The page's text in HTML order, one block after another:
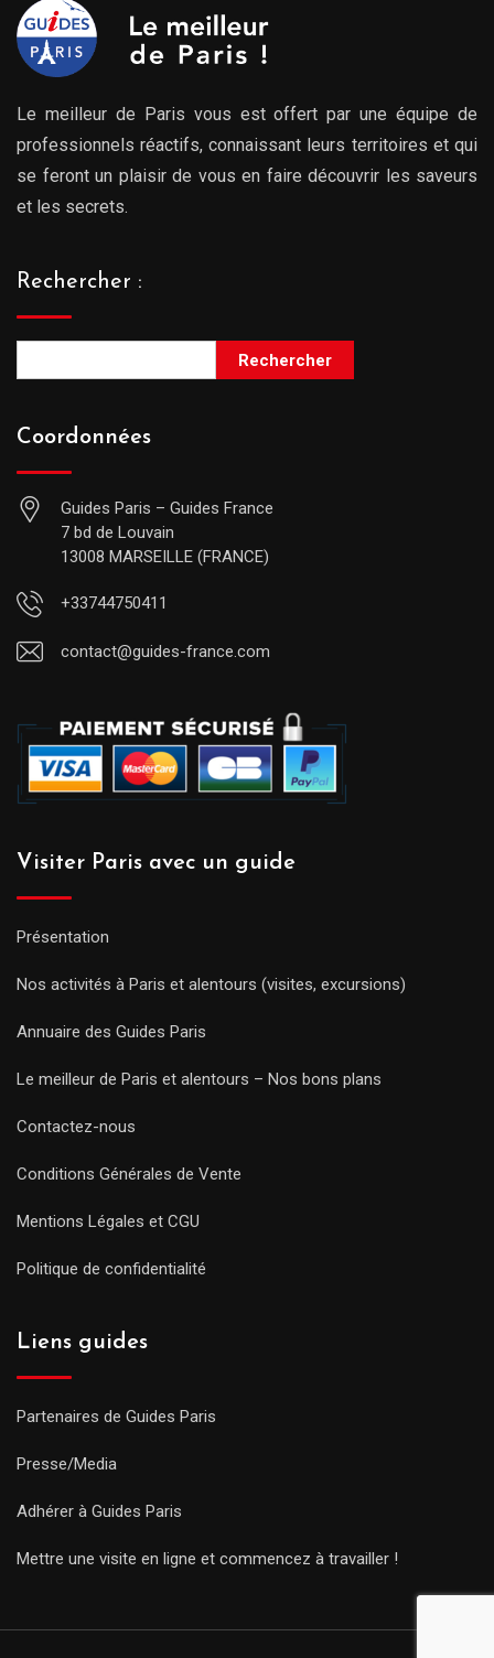
Le meilleur de Paris vous est offert par une équipe de
professionnels réactifs, connaissant leurs territoires et qui
se feront un plaisir de vous en faire découvrir les saveurs
et les secrets.
Rechercher :
Rechercher
Coordonnées
Guides Paris – Guides France
7 bd de Louvain
13008 MARSEILLE (FRANCE)
+33744750411
contact@guides-france.com
Visiter Paris avec un guide
Présentation
Nos activités à Paris et alentours (visites, excursions)
Annuaire des Guides Paris
Le meilleur de Paris et alentours – Nos bons plans
Contactez-nous
Conditions Générales de Vente
Mentions Légales et CGU
Politique de confidentialité
Liens guides
Partenaires de Guides Paris
Presse/Media
Adhérer à Guides Paris
Mettre une visite en ligne et commencez à travailler !